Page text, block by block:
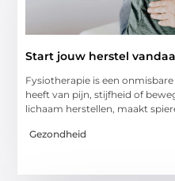
Start jouw herstel
Fysiotherapie is een
heeft van pijn, stijfheid of
lichaam herstellen, maakt
Gezondheid